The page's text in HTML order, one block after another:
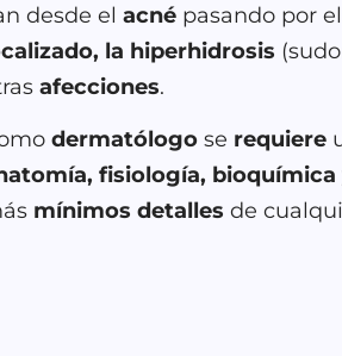
desde el acné pasando por el
la hiperhidrosis
afecciones.
dermatólogo se requiere
fisiología,
mínimos detalles de